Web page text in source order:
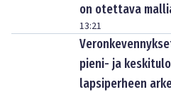
on otettava
13:21
pieni- ja
lapsiperheen